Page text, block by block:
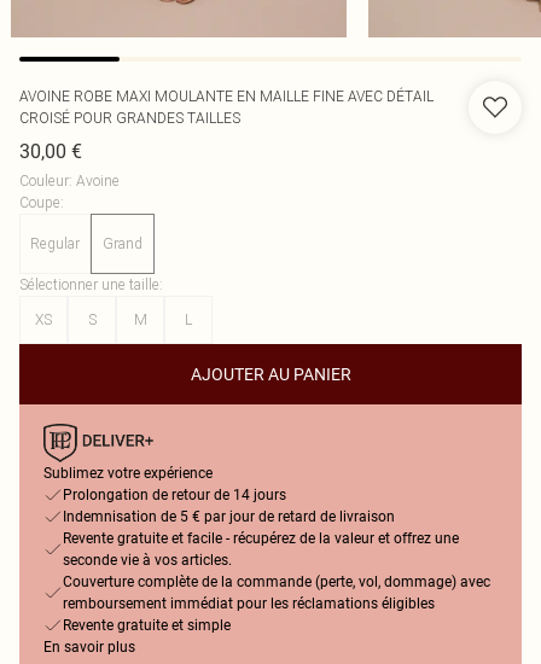
AVOINE ROBE MAXI MOULANTE EN MAILLE FINE AVEC DÉTAIL
CROISÉ POUR GRANDES TAILLES
30,00 €
Couleur: Avoine
Coupe:
Regular Grand
Sélectionner une taille:
XS
S M L
AJOUTER AU PANIER
Sublimez votre expérience
Prolongation de retour de 14 jours
Indemnisation de 5 € par jour de retard de livraison
Revente gratuite et facile - récupérez de la valeur et offrez une
seconde vie à vos articles.
Couverture complète de la commande (perte, vol, dommage) avec
remboursement immédiat pour les réclamations éligibles
Revente gratuite et simple
En savoir plus